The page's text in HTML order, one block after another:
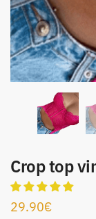
Crop top
29.90€